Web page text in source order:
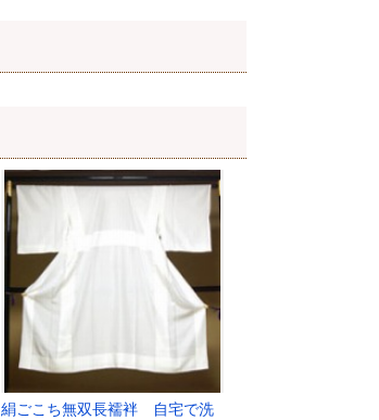
絹ごこち無双長襦袢 自宅で洗